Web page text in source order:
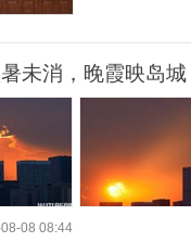
未消，晚霞映岛城
08 08:44